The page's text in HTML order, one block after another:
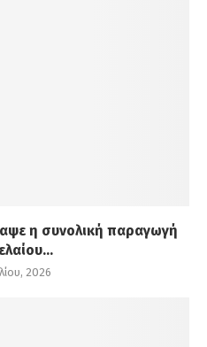
η συνολική παραγωγή
2026